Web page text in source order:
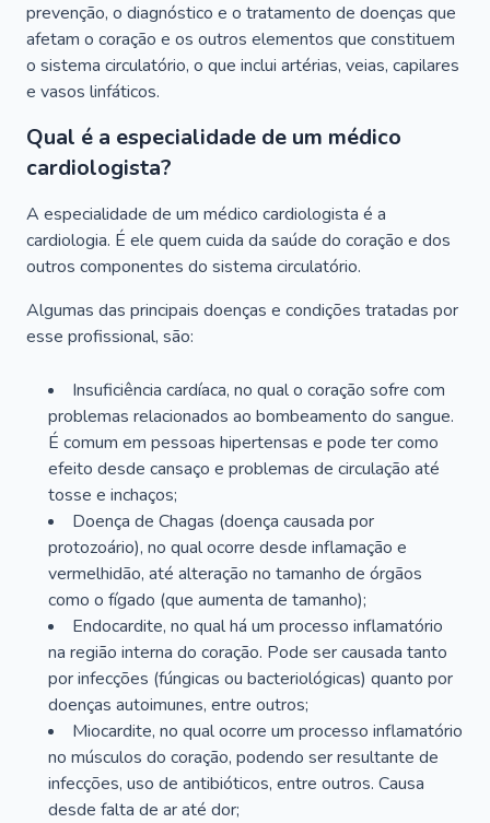
prevenção, o diagnóstico e o tratamento de doenças que
afetam o coração e os outros elementos que constituem
o sistema circulatório, o que inclui artérias, veias, capilares
e vasos linfáticos.
Qual é a especialidade de um médico
cardiologista?
A especialidade de um médico cardiologista é a
cardiologia. É ele quem cuida da saúde do coração e dos
outros componentes do sistema circulatório.
Algumas das principais doenças e condições tratadas por
esse profissional, são:
Insuficiência cardíaca, no qual o coração sofre com
problemas relacionados ao bombeamento do sangue.
É comum em pessoas hipertensas e pode ter como
efeito desde cansaço e problemas de circulação até
tosse e inchaços;
Doença de Chagas (doença causada por
protozoário), no qual ocorre desde inflamação e
vermelhidão, até alteração no tamanho de órgãos
como o fígado (que aumenta de tamanho);
Endocardite, no qual há um processo inflamatório
na região interna do coração. Pode ser causada tanto
por infecções (fúngicas ou bacteriológicas) quanto por
doenças autoimunes, entre outros;
Miocardite, no qual ocorre um processo inflamatório
no músculos do coração, podendo ser resultante de
infecções, uso de antibióticos, entre outros. Causa
desde falta de ar até dor;